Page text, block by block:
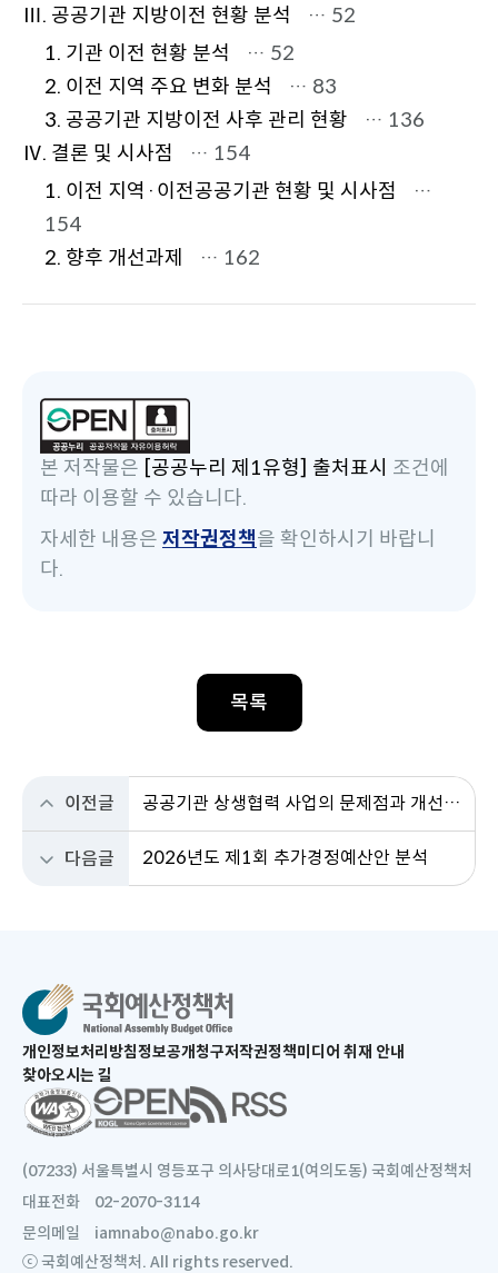
Ⅲ. 공공기관 지방이전 현황 분석
… 52
1. 기관 이전 현황 분석
… 52
2. 이전 지역 주요 변화 분석
… 83
3. 공공기관 지방이전 사후 관리 현황
… 136
Ⅳ. 결론 및 시사점
… 154
1. 이전 지역·이전공공기관 현황 및 시사점
…
154
2. 향후 개선과제
… 162
본 저작물은 [공공누리 제1유형] 출처표시 조건에
따라 이용할 수 있습니다.
자세한 내용은 저작권정책을 확인하시기 바랍니
다.
목록
이전글 공공기관 상생협력 사업의 문제점과 개선과제
다음글 2026년도 제1회 추가경정예산안 분석
개인정보처리방침새
으
로
림
정보공개청구저작권정책미디어 취재 안내
찾아오시는 길
새
창
로
열
림
(07233) 서울특별시 영등포구 의사당대로1(여의도동) 국회예산정책처
대표전화
02-2070-3114
문의메일
iamnabo@nabo.go.kr
ⓒ 국회예산정책처. All rights reserved.